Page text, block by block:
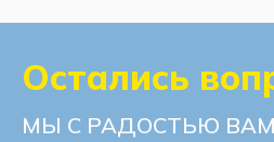
Остались
МЫ С РАДОСТЬЮ